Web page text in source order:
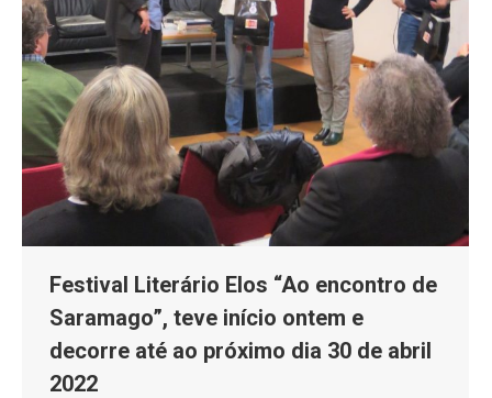
Festival Literário Elos “Ao encontro de
Saramago”, teve início ontem e
decorre até ao próximo dia 30 de abril
2022